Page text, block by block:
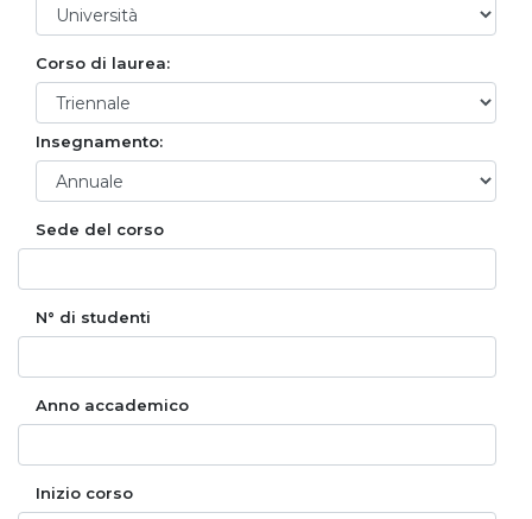
Corso di laurea:
Insegnamento:
Sede del corso
N° di studenti
Anno accademico
Inizio corso